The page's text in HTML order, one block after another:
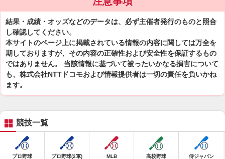
結果・成績・オッズなどのデータは、必ず主催者発行のものと照合
し確認してください。
本サイトのページ上に掲載されている情報の内容に関しては万全を
期しておりますが、その内容の正確性および安全性を保証するもの
ではありません。 当該情報に基づいて被ったいかなる損害について
も、株式会社NTTドコモおよび情報提供者は一切の責任を負いかね
ます。
競技一覧
プロ野球 プロ野球(2軍) MLB 高校野球 侍ジャパン